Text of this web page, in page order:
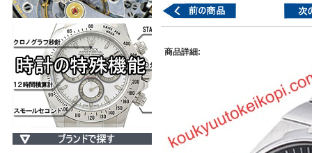
商品詳細: